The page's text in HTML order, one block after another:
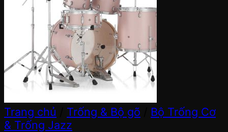
Trang chủ Trống & Bộ gõ
Bộ Trống Cơ
& Trống Jazz